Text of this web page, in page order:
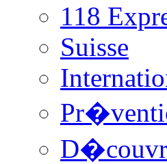
118
Suisse